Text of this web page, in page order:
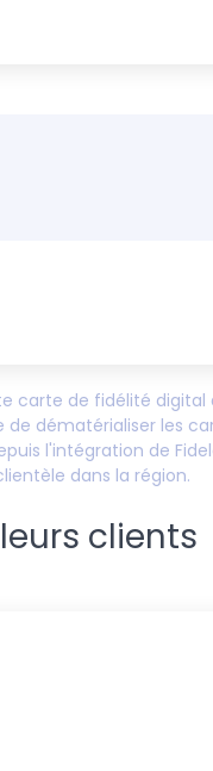
carte de fidélité digital
dématérialiser les
l'intégration de
dans la région.
clients